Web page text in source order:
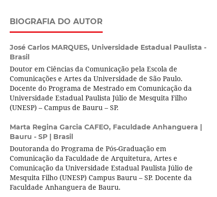
BIOGRAFIA DO AUTOR
José Carlos MARQUES, Universidade Estadual Paulista -
Brasil
Doutor em Ciências da Comunicação pela Escola de
Comunicações e Artes da Universidade de São Paulo.
Docente do Programa de Mestrado em Comunicação da
Universidade Estadual Paulista Júlio de Mesquita Filho
(UNESP) – Campus de Bauru – SP.
Marta Regina Garcia CAFEO, Faculdade Anhanguera |
Bauru - SP | Brasil
Doutoranda do Programa de Pós-Graduação em
Comunicação da Faculdade de Arquitetura, Artes e
Comunicação da Universidade Estadual Paulista Júlio de
Mesquita Filho (UNESP) Campus Bauru – SP. Docente da
Faculdade Anhanguera de Bauru.